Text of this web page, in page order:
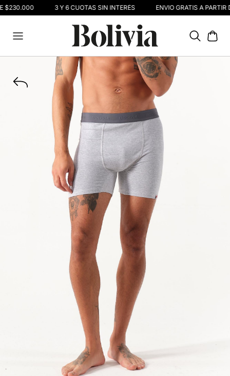
$230.000 3 Y 6 CUOTAS SIN INTERÉS ENVIO GRATIS A